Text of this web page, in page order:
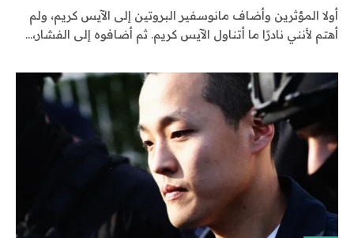
أولا المؤثرين وأضاف مانوسفير البروتين إلى الآيس كريم، ولم
أهتم لأنني نادرًا ما أتناول الآيس كريم. ثم أضافوه إلى الفشار،…